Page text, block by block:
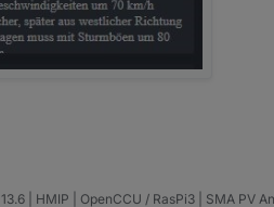
| HMIP | OpenCCU / RasPi3 | SMA PV